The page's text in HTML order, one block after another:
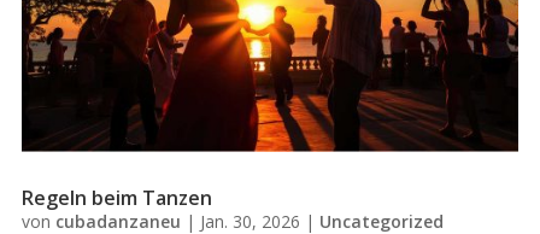
Regeln beim Tanzen
von cubadanzaneu | Jan. 30, 2026 | Uncategorized